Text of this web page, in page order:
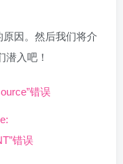
原因。然后我们将介
潜入吧！
错误
错误